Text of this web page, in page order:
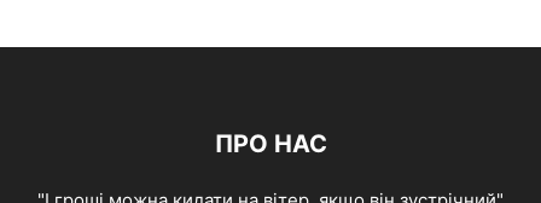
ПРО НАС